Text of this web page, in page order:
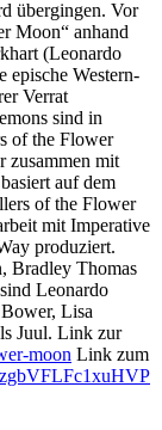
übergingen. Vor
Moon“ anhand
(Leonardo
Western-
Verrat
sind in
of the Flower
zusammen mit
auf dem
of the Flower
mit Imperative
produziert.
Bradley Thomas
Leonardo
Lisa
Juul. Link zur
moon Link zum